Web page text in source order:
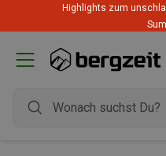
Highlights zum